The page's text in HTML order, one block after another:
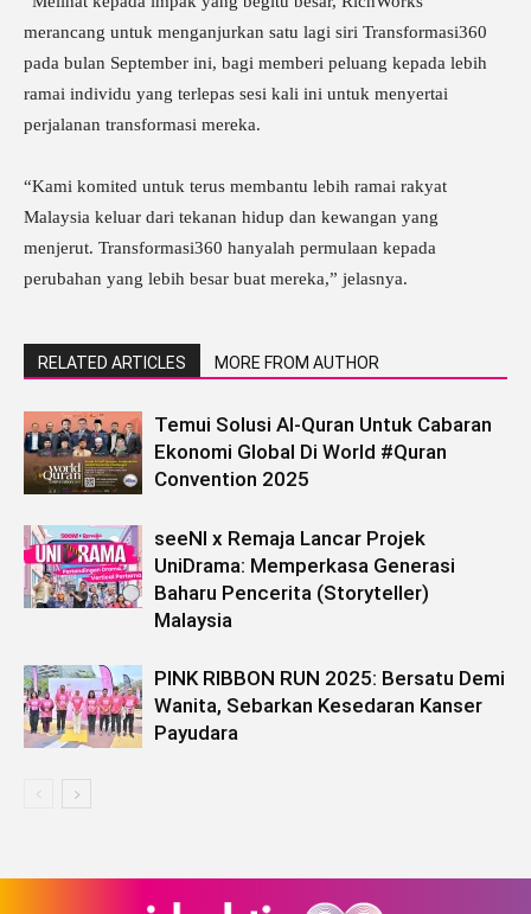
merancang untuk menganjurkan satu lagi siri Transformasi360
pada bulan September ini, bagi memberi peluang kepada lebih
ramai individu yang terlepas sesi kali ini untuk menyertai
perjalanan transformasi mereka.
“Kami komited untuk terus membantu lebih ramai rakyat
Malaysia keluar dari tekanan hidup dan kewangan yang
menjerut. Transformasi360 hanyalah permulaan kepada
perubahan yang lebih besar buat mereka,” jelasnya.
RELATED ARTICLES MORE FROM AUTHOR
Temui Solusi Al-Quran Untuk Cabaran
Ekonomi Global Di World #Quran
Convention 2025
seeNI x Remaja Lancar Projek
UniDrama: Memperkasa Generasi
Baharu Pencerita (Storyteller)
Malaysia
PINK RIBBON RUN 2025: Bersatu Demi
Wanita, Sebarkan Kesedaran Kanser
Payudara